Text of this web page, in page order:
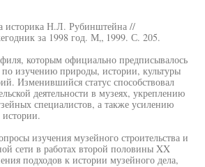
Н.Л. Рубинштейна //
за 1998 год. М„ 1999. С. 205.
которым официально предписывалось
по изучению природы, истории, культуры
Изменившийся статус способствовал
деятельности в музеях, укреплению
специалистов, а также усилению
изучения музейного строительства и
сети в работах второй половины XX
подходов к истории музейного дела,